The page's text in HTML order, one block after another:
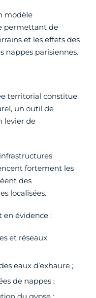
modèle
permettant de
et les effets des
nappes parisiennes.
territorial constitue
un outil de
levier de
fortement les
des
localisées.
évidence :
et réseaux
eaux d’exhaure ;
de nappes ;